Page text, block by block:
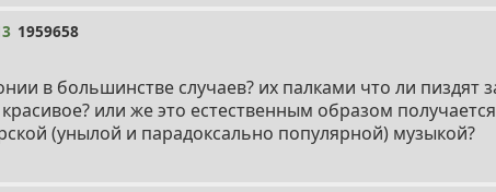
1959658
в большинстве случаев? их палками что ли пиздят
или же это естественным образом
(унылой и парадоксально популярной) музыкой?